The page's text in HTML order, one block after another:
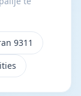
9311